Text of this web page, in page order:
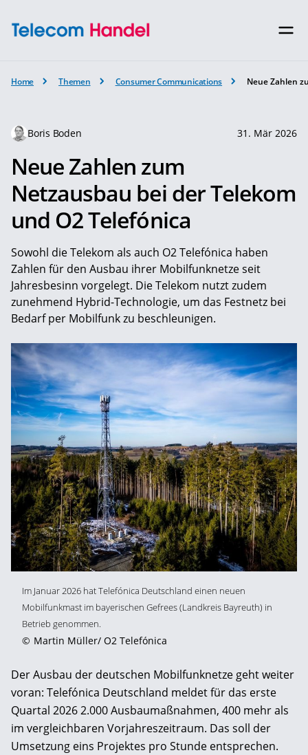
Home Themen Consumer Communications Neue Zahlen
Boris Boden 31. Mär 2026
Neue Zahlen zum
Netzausbau bei der Telekom
und O2 Telefónica
Sowohl die Telekom als auch O2 Telefónica haben
Zahlen für den Ausbau ihrer Mobilfunknetze seit
Jahresbesinn vorgelegt. Die Telekom nutzt zudem
zunehmend Hybrid-Technologie, um das Festnetz bei
Bedarf per Mobilfunk zu beschleunigen.
Im Januar 2026 hat Telefónica Deutschland einen neuen
Mobilfunkmast im bayerischen Gefrees (Landkreis Bayreuth) in
Betrieb genommen.
© Martin Müller/ O2 Telefónica
Der Ausbau der deutschen Mobilfunknetze geht weiter
voran: Telefónica Deutschland meldet für das erste
Quartal 2026 2.000 Ausbaumaßnahmen, 400 mehr als
im vergleichbaren Vorjahreszeitraum. Das soll der
Umsetzung eins Projektes pro Stunde entsprechen.